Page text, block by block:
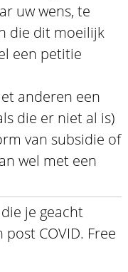
uw wens, te
die dit moeilijk
een petitie
anderen een
die er niet al is)
van subsidie of
wel met een
je geacht
COVID. Free